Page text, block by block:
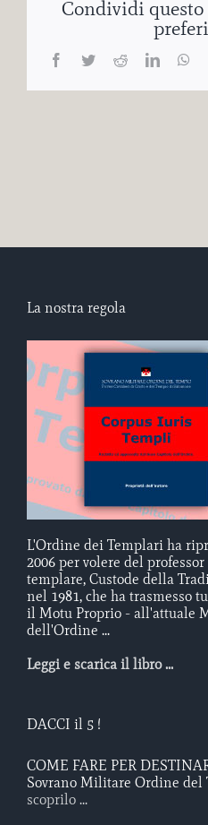
Condividi questo
Facebook
TwitterRedditLinkedIn
La nostra regola
L'Ordine dei Templari ha
2006 per volere del
templare, Custode della
nel 1981, che ha trasmesso
il Motu Proprio - all'attuale
dell'Ordine ...
Leggi e scarica il libro ...
DACCI il 5 !
COME FARE PER
Sovrano Militare Ordine del
scoprilo ...